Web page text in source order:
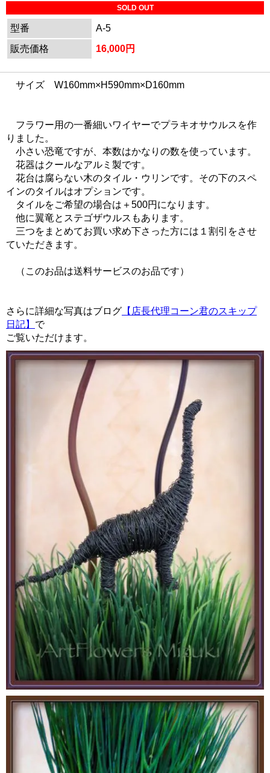
SOLD OUT
型番
A-5
販売価格
16,000円
サイズ W160mm×H590mm×D160mm
フラワー用の一番細いワイヤーでプラキオサウルスを作
りました。
小さい恐竜ですが、本数はかなりの数を使っています。
花器はクールなアルミ製です。
花台は腐らない木のタイル・ウリンです。その下のスペ
インのタイルはオプションです。
タイルをご希望の場合は＋500円になります。
他に翼竜とステゴザウルスもあります。
三つをまとめてお買い求め下さった方には１割引をさせ
ていただきます。
（このお品は送料サービスのお品です）
さらに詳細な写真はブログ 【店長代理コーン君のスキップ
日記】 で
ご覧いただけます。